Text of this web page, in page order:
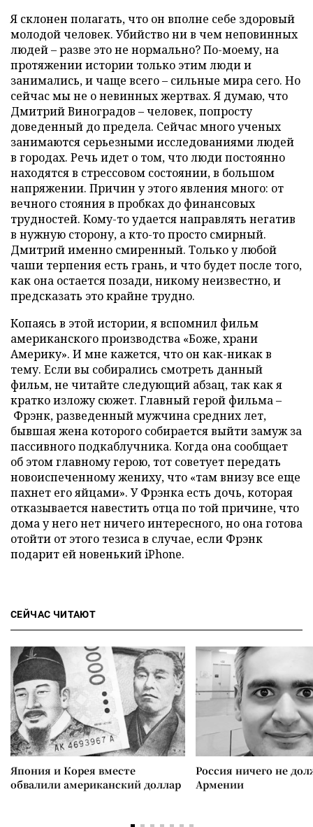
Я склонен полагать, что он вполне себе здоровый
молодой человек. Убийство ни в чем неповинных
людей – разве это не нормально? По-моему, на
протяжении истории только этим люди и
занимались, и чаще всего – сильные мира сего. Но
сейчас мы не о невинных жертвах. Я думаю, что
Дмитрий Виноградов – человек, попросту
доведенный до предела. Сейчас много ученых
занимаются серьезными исследованиями людей
в городах. Речь идет о том, что люди постоянно
находятся в стрессовом состоянии, в большом
напряжении. Причин у этого явления много: от
вечного стояния в пробках до финансовых
трудностей. Кому-то удается направлять негатив
в нужную сторону, а кто-то просто смирный.
Дмитрий именно смиренный. Только у любой
чаши терпения есть грань, и что будет после того,
как она остается позади, никому неизвестно, и
предсказать это крайне трудно.
Копаясь в этой истории, я вспомнил фильм
американского производства «Боже, храни
Америку». И мне кажется, что он как-никак в
тему. Если вы собирались смотреть данный
фильм, не читайте следующий абзац, так как я
кратко изложу сюжет. Главный герой фильма–
Фрэнк, разведенный мужчина средних лет,
бывшая жена которого собирается выйти замуж за
пассивного подкаблучника. Когда она сообщает
об этом главному герою, тот советует передать
новоиспеченному жениху, что «там внизу все еще
пахнет его яйцами». У Фрэнка есть дочь, которая
отказывается навестить отца по той причине, что
дома у него нет ничего интересного, но она готова
отойти от этого тезиса в случае, если Фрэнк
подарит ей новенький iPhone.
СЕЙЧАС ЧИТАЮТ
Япония и Корея вместе
обвалили американский доллар
Россия ничего не
Армении